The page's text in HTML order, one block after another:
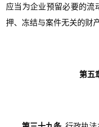
应当为企业预留必要的流
押、冻结与案件无关的财产
第五